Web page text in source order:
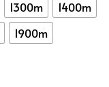
1300m
1400m
1900m